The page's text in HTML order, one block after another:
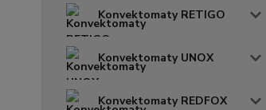
Konvektomaty RETIGO
Konvektomaty UNOX
Konvektomaty REDFOX